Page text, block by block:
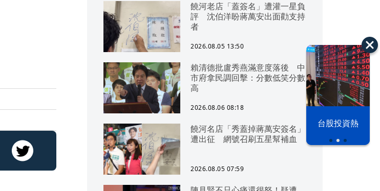
之下
台股投資熱
饒河老店「蓋簽名」遭灌一星負
評 沈伯洋盼蔣萬安出面勸支持
者
2026.08.05 13:50
賴清德批盧秀燕滿意度落後 中
市府拿民調回擊：分數低笑分數
高
2026.08.06 08:18
饒河名店「秀蓋掉蔣萬安簽名」
遭出征 網號召刷五星幫補血
2026.08.05 07:59